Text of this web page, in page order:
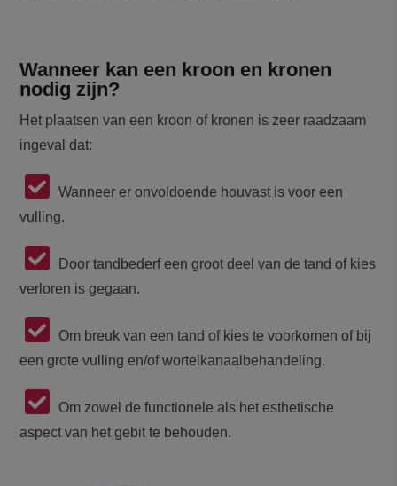
Wanneer kan een kroon en kronen
nodig zijn?
Het plaatsen van een kroon of kronen is zeer raadzaam
ingeval dat:
Wanneer er onvoldoende houvast is voor een
vulling.
Door tandbederf een groot deel van de tand of kies
verloren is gegaan.
Om breuk van een tand of kies te voorkomen of bij
een grote vulling en/of wortelkanaalbehandeling.
Om zowel de functionele als het esthetische
aspect van het gebit te behouden.